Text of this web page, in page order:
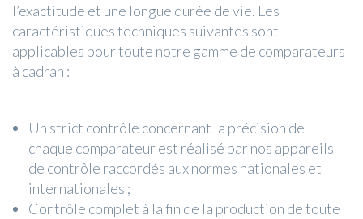
l’exactitude et une longue durée de vie. Les
caractéristiques techniques suivantes sont
applicables pour toute notre gamme de comparateurs
à cadran :
Un strict contrôle concernant la précision de
chaque comparateur est réalisé par nos appareils
de contrôle raccordés aux normes nationales et
internationales ;
Contrôle complet à la fin de la production de toute